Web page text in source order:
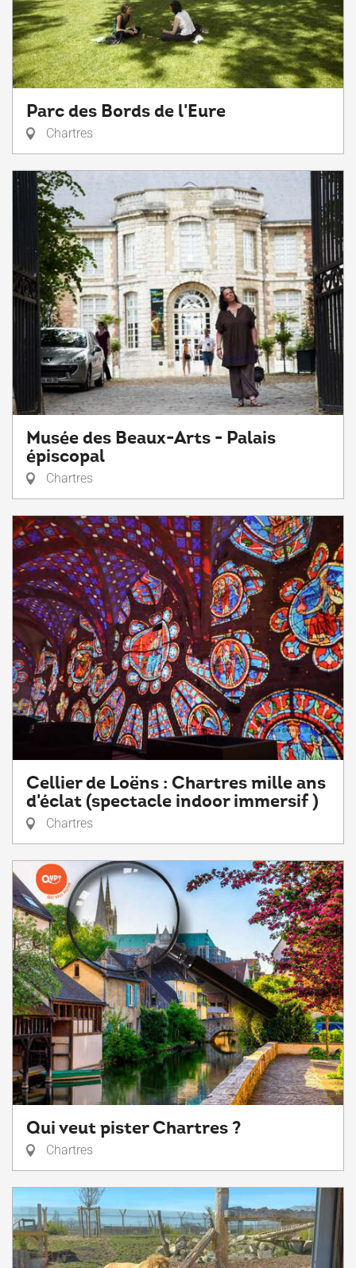
Parc des Bords de l'Eure
Chartres
Musée des Beaux-Arts - Palais
épiscopal
Chartres
Cellier de Loëns : Chartres mille ans
d'éclat (spectacle indoor immersif )
Chartres
Qui veut pister Chartres ?
Chartres